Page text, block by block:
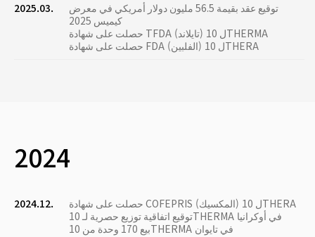
2025.03.
توقيع عقد بقيمة 56.5 مليون دولار أمريكي في معرض
كيميس 2025
حصلت على شهادة TFDA (تايلاند) ل 10THERMA
حصلت على شهادة FDA (الفلبين) ل 10THERA
2024
2024.12.
حصلت على شهادة COFEPRIS (المكسيك) ل 10THERA
توقيع اتفاقية توزيع حصرية لـ 10THERMA في أوكرانيا
بيع 170 وحدة من 10THERMA في تايوان